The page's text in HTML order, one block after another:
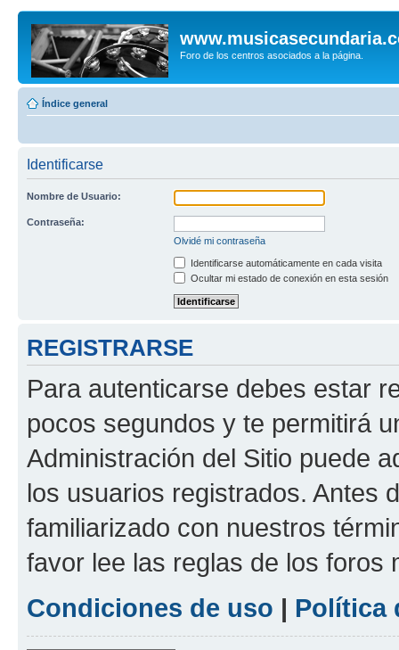
Foro de los centros asociados a la página.
Índice general
Identificarse
Nombre de Usuario:
Contraseña:
Olvidé mi contraseña
Identificarse automáticamente en cada visita
Ocultar mi estado de conexión en esta sesión
REGISTRARSE
Para autenticarse debes estar
pocos segundos y te permitirá
Administración del Sitio puede
los usuarios registrados. Antes
familiarizado con nuestros
favor lee las reglas de los foros
Condiciones de uso | Política